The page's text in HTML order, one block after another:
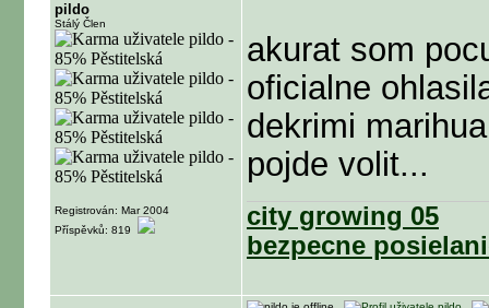
pildo
Stálý Člen
Registrován: Mar 2004
Příspěvků: 819
akurat som
oficialne
dekrimi
pojde volit...
city growing 05
bezpecne